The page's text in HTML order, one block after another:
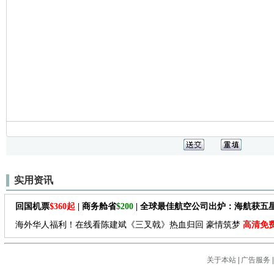
实用资讯
回国机票$360起 | 商务舱省$200 | 全球最佳航空公司出炉：海航获五
海外华人福利！在线看陈建斌《三叉戟》热血归回 豪情筑梦 高清免
关于本站| 广告服务